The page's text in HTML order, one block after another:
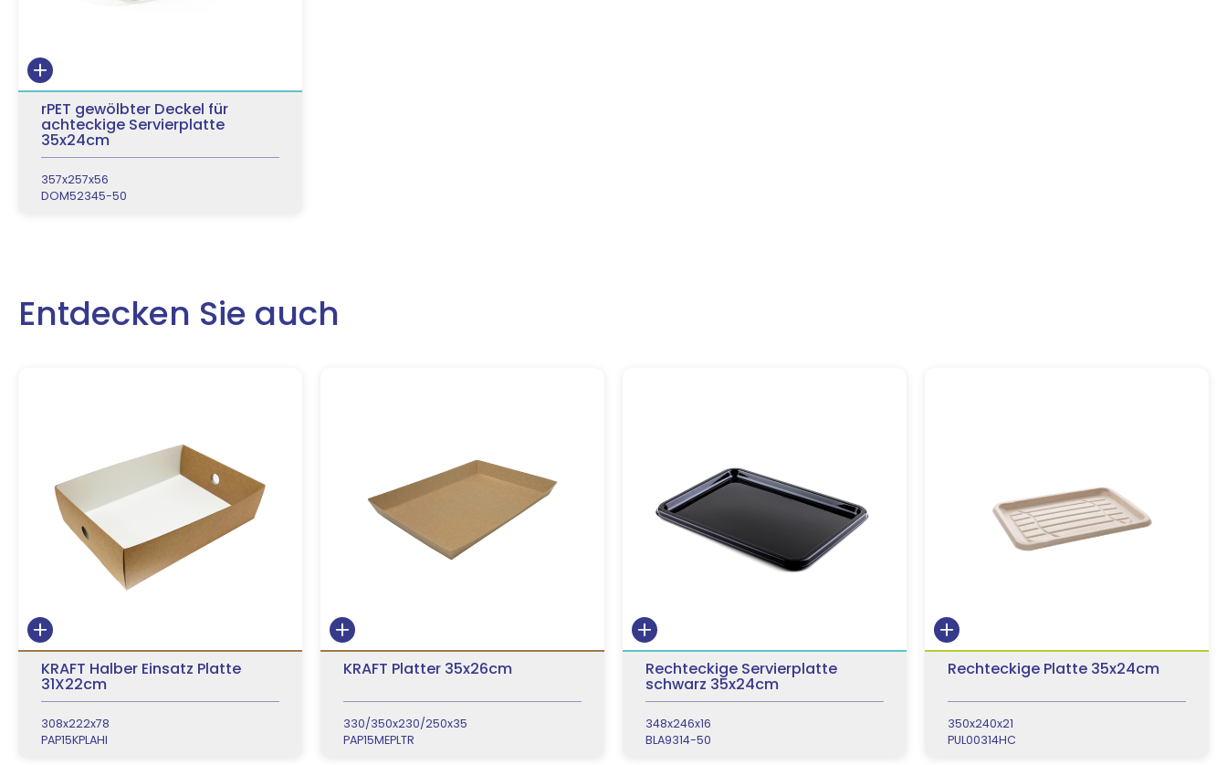
rPET gewölbter Deckel für
achteckige Servierplatte
35x24cm
357x257x56
DOM52345-50
Entdecken Sie auch
KRAFT Halber Einsatz Platte
31X22cm
308x222x78
PAP15KPLAHI
KRAFT Platter 35x26cm
330/350x230/250x35
PAP15MEPLTR
Rechteckige Servierplatte
schwarz 35x24cm
348x246x16
BLA9314-50
Rechteckige Platte 35x24cm
350x240x21
PUL00314HC